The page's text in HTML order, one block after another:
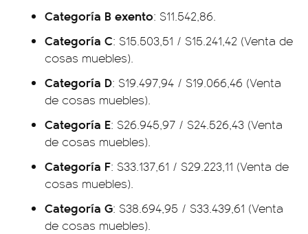
Categoría B exento: $11.542,86.
Categoría C: $15.503,51 / $15.241,42 (Venta de
cosas muebles).
Categoría D: $19.497,94 / $19.066,46 (Venta
de cosas muebles).
Categoría E: $26.945,97 / $24.526,43 (Venta
de cosas muebles).
Categoría F: $33.137,61 / $29.223,11 (Venta de
cosas muebles).
Categoría G: $38.694,95 / $33.439,61 (Venta
de cosas muebles).